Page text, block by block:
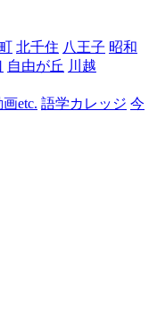
口
北千住 八王子 昭和
自由が丘 川越
etc. 語学カレッジ 今